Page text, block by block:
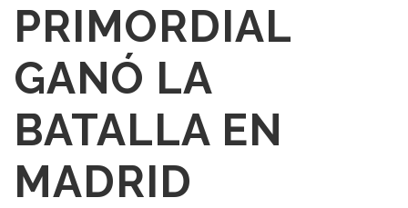
PRIMORDIAL
GANÓ LA
BATALLA EN
MADRID